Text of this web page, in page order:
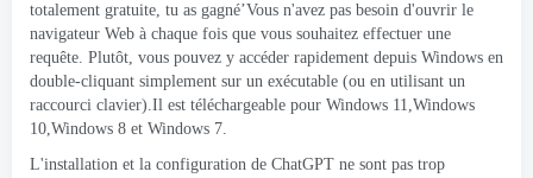
totalement gratuite, tu as gagné’Vous n'avez pas besoin d'ouvrir le
navigateur Web à chaque fois que vous souhaitez effectuer une
requête. Plutôt, vous pouvez y accéder rapidement depuis Windows en
double-cliquant simplement sur un exécutable (ou en utilisant un
raccourci clavier).Il est téléchargeable pour Windows 11,Windows
10,Windows 8 et Windows 7.
L'installation et la configuration de ChatGPT ne sont pas trop